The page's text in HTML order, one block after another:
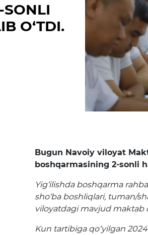
Tanlovlar
Infografika
Murojaatlar
E'lonlar
O‘TDI.
Bugun Navoiy viloyat
boshqarmasining 2-sonli
Yig‘ilishda boshqarma
sho‘ba boshliqlari, tuman/
viloyatdagi mavjud maktab
Kun tartibiga qo‘yilgan